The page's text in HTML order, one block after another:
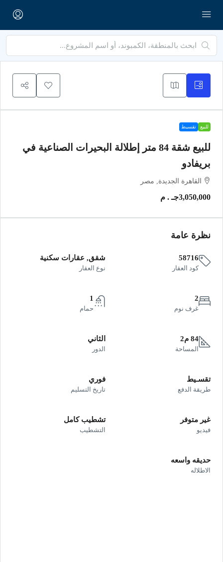
للبيع تقسيط
للبيع شقة 84 متر إطلالة البحيرات الصناعية في
بريفادو
القاهرة الجديدة, مصر
3,050,000جـ . م
نظرة عامة
58716
كود العقار
شقق, عقارات سكنية
نوع العقار
2
غرف نوم
1
حمام
84 م2
المساحة
الثاني
الدور
تقسـيط
طريقة الدفع
فوري
تاريخ التسليم
غير متوفر
فيديو
تشطيب كامل
التشطيب
حديقه واسعه
الاطلاله